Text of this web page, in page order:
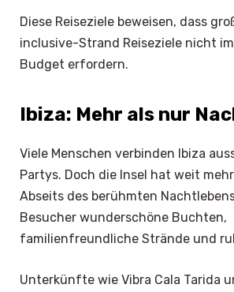
Diese Reiseziele beweisen, dass
inclusive-Strand Reiseziele nicht
Budget erfordern.
Ibiza: Mehr als nur
Viele Menschen verbinden Ibiza
Partys. Doch die Insel hat weit
Abseits des berühmten
Besucher wunderschöne Buchten,
familienfreundliche Strände und
Unterkünfte wie Vibra Cala Tarida